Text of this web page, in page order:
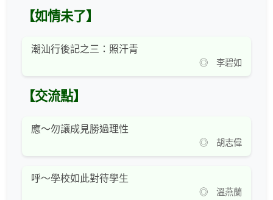
【如情未了】
潮汕行後記之三：照汗青
◎ 李碧如
【交流點】
應～勿讓成見勝過理性
◎ 胡志偉
呼～學校如此對待學生
◎ 溫燕蘭